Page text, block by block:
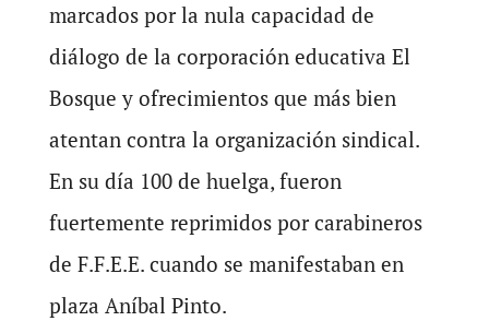
marcados por la nula capacidad de
diálogo de la corporación educativa El
Bosque y ofrecimientos que más bien
atentan contra la organización sindical.
En su día 100 de huelga, fueron
fuertemente reprimidos por carabineros
de F.F.E.E. cuando se manifestaban en
plaza Aníbal Pinto.